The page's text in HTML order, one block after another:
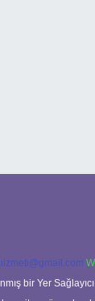
bir Yer